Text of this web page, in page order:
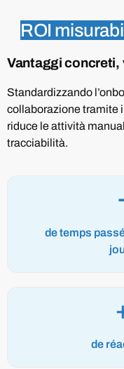
ROI
Vantaggi concreti,
Standardizzando
collaborazione tramite
riduce le attività
tracciabilità.
de temps
de